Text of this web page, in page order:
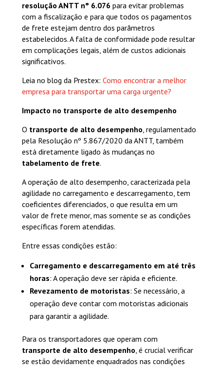
resolução ANTT n° 6.076 para evitar problemas
com a fiscalização e para que todos os pagamentos
de frete estejam dentro dos parâmetros
estabelecidos. A falta de conformidade pode resultar
em complicações legais, além de custos adicionais
significativos.
Leia no blog da Prestex: Como encontrar a melhor
empresa para transportar uma carga urgente?
Impacto no transporte de alto desempenho
O transporte de alto desempenho, regulamentado
pela Resolução nº 5.867/2020 da ANTT, também
está diretamente ligado às mudanças no
tabelamento de frete.
A operação de alto desempenho, caracterizada pela
agilidade no carregamento e descarregamento, tem
coeficientes diferenciados, o que resulta em um
valor de frete menor, mas somente se as condições
específicas forem atendidas.
Entre essas condições estão:
Carregamento e descarregamento em até três
horas: A operação deve ser rápida e eficiente.
Revezamento de motoristas: Se necessário, a
operação deve contar com motoristas adicionais
para garantir a agilidade.
Para os transportadores que operam com
transporte de alto desempenho, é crucial verificar
se estão devidamente enquadrados nas condições